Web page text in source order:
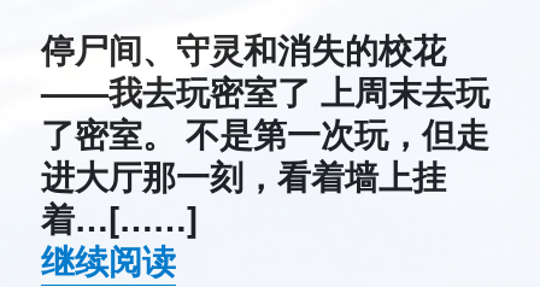
停尸间、守灵和消失的校花
——我去玩密室了 上周末去玩
了密室。 不是第一次玩，但走
进大厅那一刻，看着墙上挂
着…[……]
继续阅读